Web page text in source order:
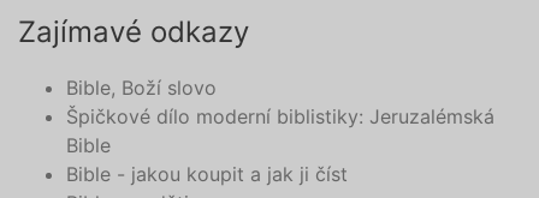
Zajímavé odkazy
Bible, Boží slovo
Špičkové dílo moderní biblistiky: Jeruzalémská
Bible
Bible - jakou koupit a jak ji číst